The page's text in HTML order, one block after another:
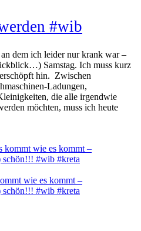
#wib
dem ich leider nur krank war –
Samstag. Ich muss kurz
hin. Zwischen
Ladungen,
die alle irgendwie
möchten, muss ich heute
wie es kommt –
schön!!! #wib #kreta